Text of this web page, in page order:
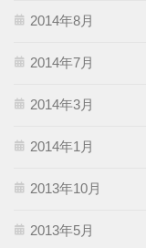
2014年8月
2014年7月
2014年3月
2014年1月
2013年10月
2013年5月